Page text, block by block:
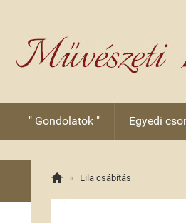
" Gondolatok " Egyedi
 » Lila csábítás